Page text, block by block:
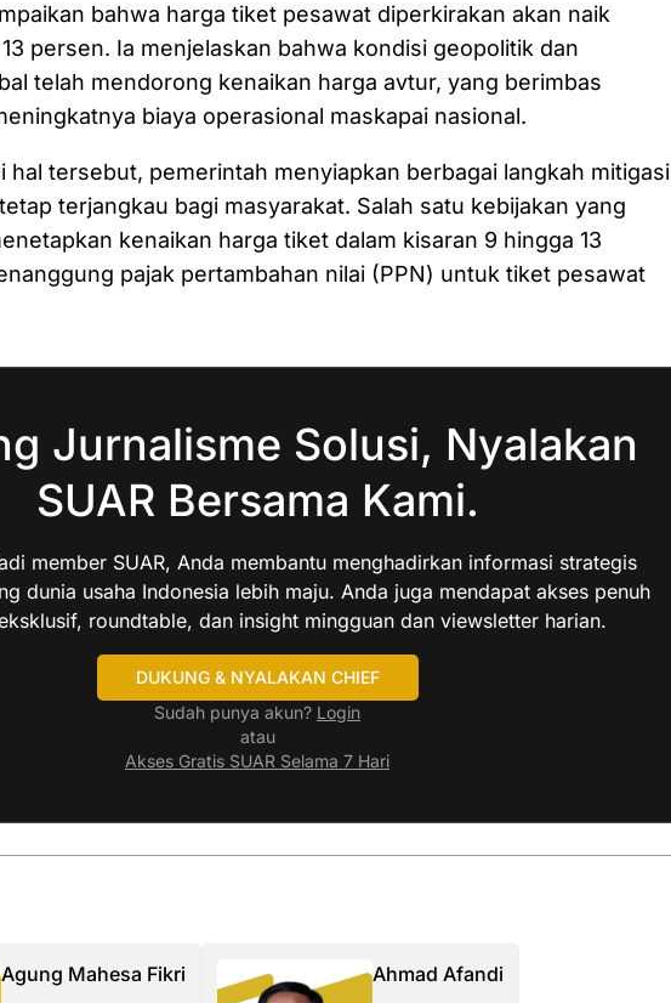
bahwa harga tiket pesawat diperkirakan akan naik
persen. Ia menjelaskan bahwa kondisi geopolitik dan
telah mendorong kenaikan harga avtur, yang berimbas
biaya operasional maskapai nasional.
hal tersebut, pemerintah menyiapkan berbagai langkah mitigasi
terjangkau bagi masyarakat. Salah satu kebijakan yang
kenaikan harga tiket dalam kisaran 9 hingga 13
pajak pertambahan nilai (PPN) untuk tiket pesawat
Jurnalisme Solusi, Nyalakan
SUAR Bersama Kami.
member SUAR, Anda membantu menghadirkan informasi strategis
dunia usaha Indonesia lebih maju. Anda juga mendapat akses penuh
roundtable, dan insight mingguan dan viewsletter harian.
DUKUNG & NYALAKAN CHIEF
Sudah punya akun? Login
atau
Akses Gratis SUAR Selama 7 Hari
Agung Mahesa Fikri Ahmad Afandi